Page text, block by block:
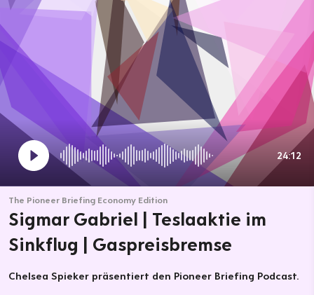
24:12
The Pioneer Briefing Economy Edition
Sigmar Gabriel | Teslaaktie im
Sinkflug | Gaspreisbremse
Chelsea Spieker präsentiert den Pioneer Briefing Podcast.